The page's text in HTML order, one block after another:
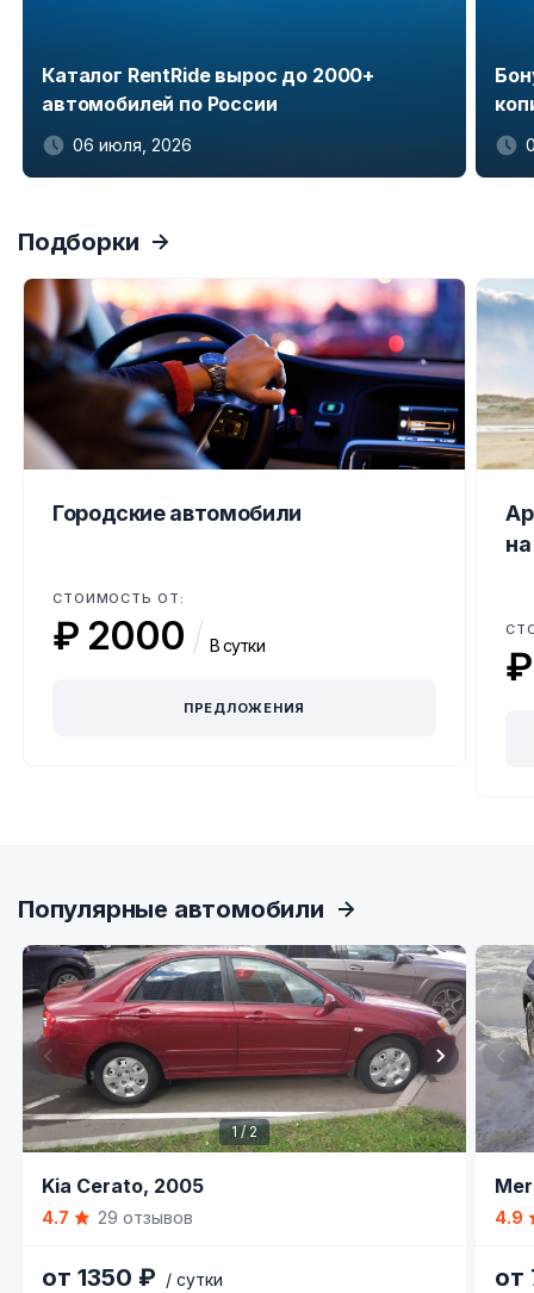
Каталог RentRide вырос до 2000+
автомобилей по России
06 июля, 2026
of
5
Подборки
Городские автомобили
СТОИМОСТЬ ОТ:
₽ 2000 / В сутки
ПРЕДЛОЖЕНИЯ
3
Популярные автомобили
1 / 2
Kia Cerato, 2005
4.7 29 отзывов
от 1350 ₽ / сутки
4.9
от